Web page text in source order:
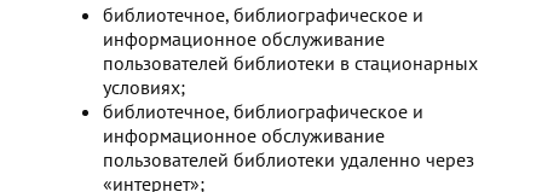
библиотечное, библиографическое и
информационное обслуживание
пользователей библиотеки в стационарных
условиях;
библиотечное, библиографическое и
информационное обслуживание
пользователей библиотеки удаленно через
«интернет»;